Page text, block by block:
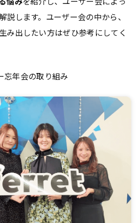
説します。ユーザー会の中から、
み出したい方はぜひ参考にしてく
年会の取り組み